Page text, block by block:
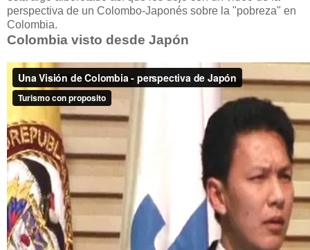
perspectiva de un Colombo-Japonés sobre la "pobreza" en
Colombia.
Colombia visto desde Japón